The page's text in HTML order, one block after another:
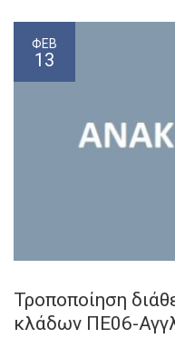
ΦΕΒ
13
Τροποποίηση
κλάδων ΠΕ06-